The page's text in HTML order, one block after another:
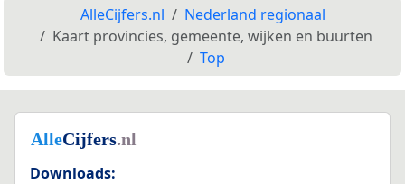
AlleCijfers.nl
Nederland regionaal
Kaart provincies, gemeente, wijken en buurten
Top
Downloads: